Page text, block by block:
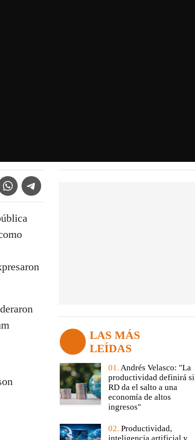
Icon Icon
Telegram Icon
LAS MÁS
LEÍDAS
01. Andrés Velasco: "La
productividad definirá si
RD da el salto a una
economía de altos
ingresos"
02. Productividad,